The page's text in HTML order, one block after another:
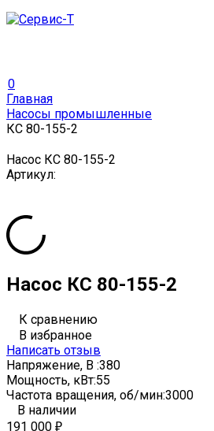
0
Главная
Насосы промышленные
КС 80-155-2
Насос КС 80-155-2
Артикул:
Насос КС 80-155-2
К сравнению
В избранное
Написать отзыв
Напряжение, В :380
Мощность, кВт:55
Частота вращения, об/мин:3000
В наличии
191 000 ₽